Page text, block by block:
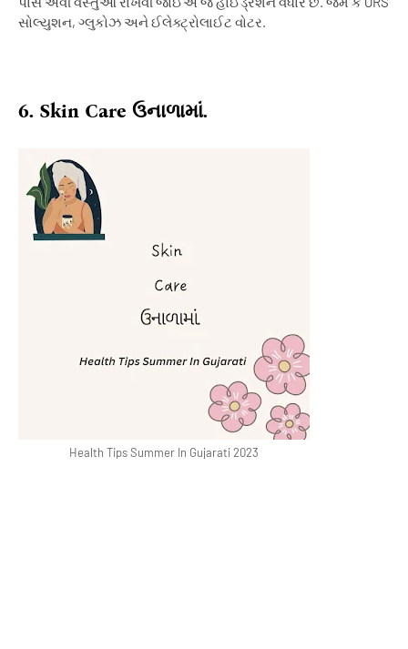
સોલ્યુશન, ગ્લુકોઝ અને ઈલેક્ટ્રોલાઈટ વોટર.
6. Skin Care ઉનાળામાં.
Health TipsSummer In Gujarati 2023